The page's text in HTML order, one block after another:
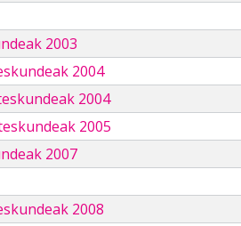
2003
2004
2004
2005
2007
2008